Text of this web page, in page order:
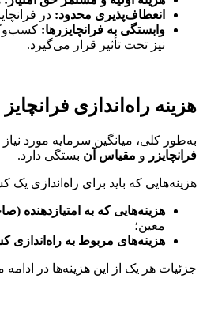
انعطاف‌پذیری محدود: در
وابستگی به فرانچایزرها:
نیز تحت‌ تأثیر قرار می‌گیرد.
هزینه راه‌اندازی فرانچایز ۲۰۲۴ + مثال
به‌طور کلی، میانگین سرمایه مورد نیاز
فرانچایزر و مقیاس آن بستگی دارد.
هزینه‌هایی که باید برای راه‌اندازی یک
هزینه‌هایی که به امتیازدهنده
معین؛
هزینه‌های مربوط به راه‌اندازی
جزئیات هر یک از این هزینه‌ها در